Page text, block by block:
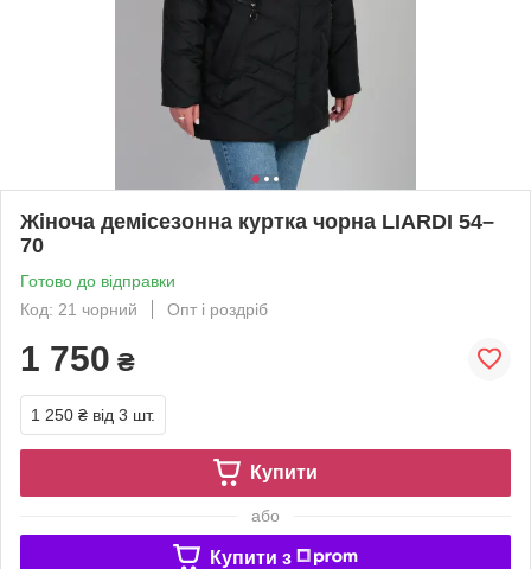
Жіноча демісезонна куртка чорна LIARDI 54–
70
Готово до відправки
Код: 21 чорний
Опт і роздріб
1 750 ₴
1 250 ₴ від 3 шт.
Купити
або
Купити з